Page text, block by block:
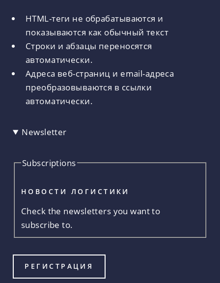
HTML-теги не обрабатываются и
показываются как обычный текст
Строки и абзацы переносятся
автоматически.
Адреса веб-страниц и email-адреса
преобразовываются в ссылки
автоматически.
Newsletter
Subscriptions
НОВОСТИ ЛОГИСТИКИ
Check the newsletters you want to
subscribe to.